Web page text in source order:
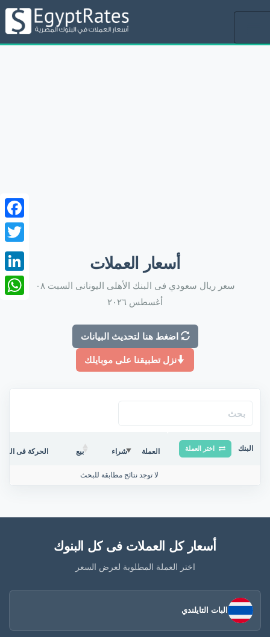
أسعار العملات
سعر ريال سعودي فى البنك الأهلى اليونانى السبت ٠٨
أغسطس ٢٠٢٦
اضغط هنا لتحديث البيانات
نزل تطبيقنا على موبايلك
البنك اختر العملة العملة شراء بيع الحركة فى
لا توجد نتائج مطابقة للبحث
أسعار كل العملات فى كل البنوك
اختر العملة المطلوبة لعرض السعر
البات التايلندي